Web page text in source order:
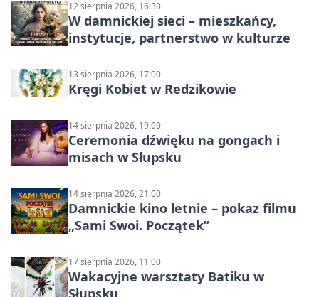
12 sierpnia 2026, 16:30
W damnickiej sieci – mieszkańcy,
instytucje, partnerstwo w kulturze
13 sierpnia 2026, 17:00
Kręgi Kobiet w Redzikowie
14 sierpnia 2026, 19:00
Ceremonia dźwięku na gongach i
misach w Słupsku
14 sierpnia 2026, 21:00
Damnickie kino letnie – pokaz filmu
„Sami Swoi. Początek”
17 sierpnia 2026, 11:00
Wakacyjne warsztaty Batiku w